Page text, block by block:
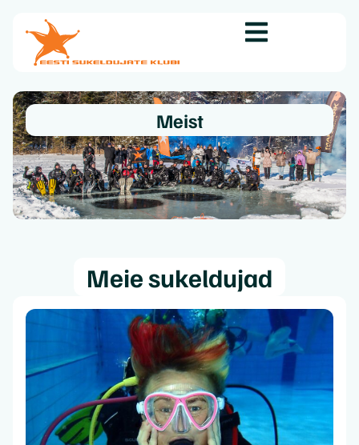
Meist
Meie sukeldujad